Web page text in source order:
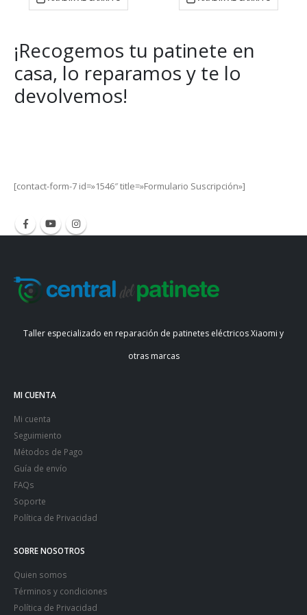
¡Recogemos tu patinete en
casa, lo reparamos y te lo
devolvemos!
[contact-form-7 id=»1546″ title=»Formulario Suscripción»]
Taller especializado en reparación de patinetes eléctricos Xiaomi y
otras marcas
MI CUENTA
Mi cuenta
Seguimiento
Métodos de Pago
Guía de envío
FAQs
Soporte
Política de Privacidad
SOBRE NOSOTROS
Quien somos
Términos y condiciones
Política de Privacidad